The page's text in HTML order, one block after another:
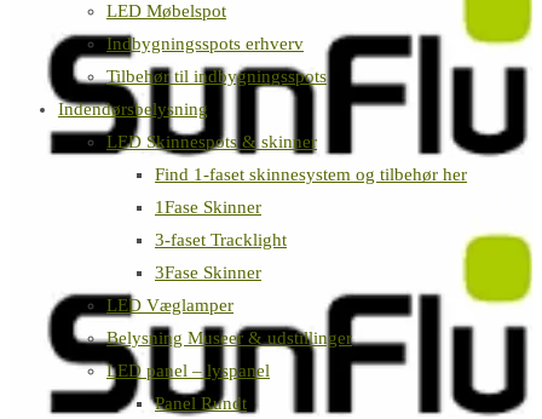
LED Møbelspot
Indbygningsspots erhverv
Tilbehør til indbygningsspots
Indendørsbelysning
LED Skinnespots & skinner
Find 1-faset skinnesystem og tilbehør her
1Fase Skinner
3-faset Tracklight
3Fase Skinner
LED Væglamper
Belysning Museer & udstillinger
LED panel – lyspanel
Panel Rundt